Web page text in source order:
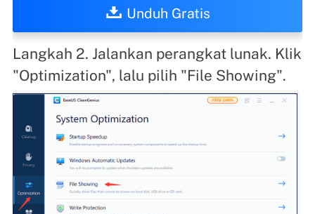
Unduh Gratis
Langkah 2. Jalankan perangkat lunak. Klik
"Optimization", lalu pilih "File Showing".